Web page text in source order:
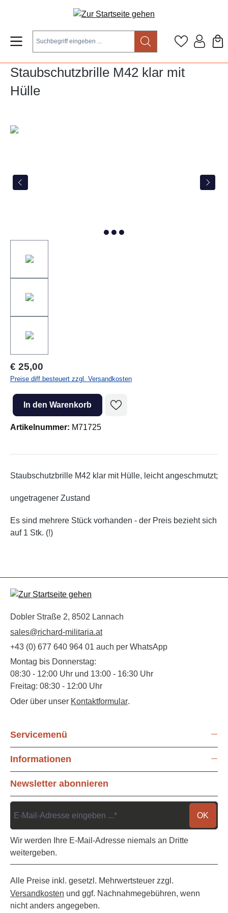
Zum Hauptinhalt springen
Staubschutzbrille M42 klar mit
Hülle
Regulärer Preis:
€ 25,00
Preise diff.besteuert zzgl. Versandkosten
Produkt Anzahl: Gib den gewünschten Wert ein oder benutze die
In den Warenkorb
Artikelnummer: M71725
Staubschutzbrille M42 klar mit Hülle, leicht angeschmutzt;
ungetragener Zustand
Es sind mehrere Stück vorhanden - der Preis bezieht sich
auf 1 Stk. (!)
Dobler Straße 2, 8502 Lannach
sales@richard-militaria.at
+43 (0) 677 640 964 01 auch per WhatsApp
Montag bis Donnerstag:
08:30 - 12:00 Uhr und 13:00 - 16:30 Uhr
Freitag: 08:30 - 12:00 Uhr
Oder über unser Kontaktformular.
Servicemenü
Informationen
Newsletter abonnieren
OK
Wir werden Ihre E-Mail-Adresse niemals an Dritte
weitergeben.
Alle Preise inkl. gesetzl. Mehrwertsteuer zzgl.
Versandkosten und ggf. Nachnahmegebühren, wenn
nicht anders angegeben.